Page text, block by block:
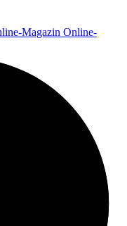
Online-